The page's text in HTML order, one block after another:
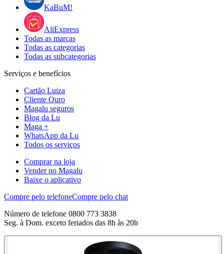
KaBuM!
AliExpress
Todas as marcas
Todas as categorias
Todas as subcategorias
Serviços e benefícios
Cartão Luiza
Cliente Ouro
Magalu seguros
Blog da Lu
Maga +
WhatsApp da Lu
Todos os serviços
Comprar na loja
Vender no Magalu
Baixe o aplicativo
Compre pelo telefoneCompre pelo chat
Número de telefone 0800 773 3838
Seg. à Dom. exceto feriados das 8h às 20h